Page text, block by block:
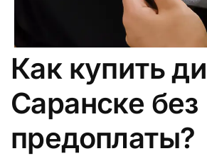
Как купить
Саранске без
предоплаты?